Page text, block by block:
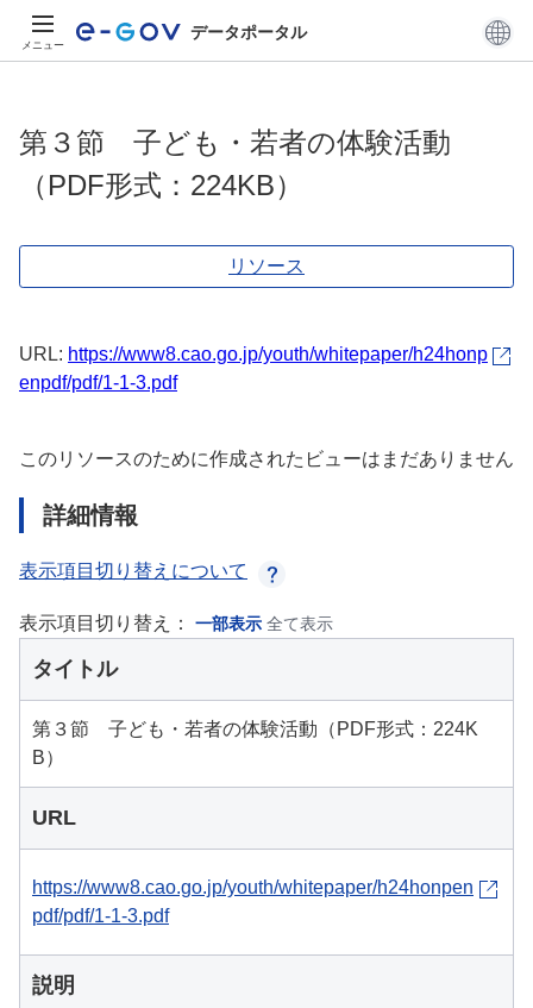
メニュー
データポータル
第３節 子ども・若者の体験活動
（PDF形式：224KB）
リソース
URL: https://www8.cao.go.jp/youth/whitepaper/h24honp
enpdf/pdf/1-1-3.pdf
このリソースのために作成されたビューはまだありません
詳細情報
表示項目切り替えについて
表示項目切り替え： 一部表示 全て表示
タイトル
第３節 子ども・若者の体験活動（PDF形式：224K
B）
URL
https://www8.cao.go.jp/youth/whitepaper/h24honpen
pdf/pdf/1-1-3.pdf
説明